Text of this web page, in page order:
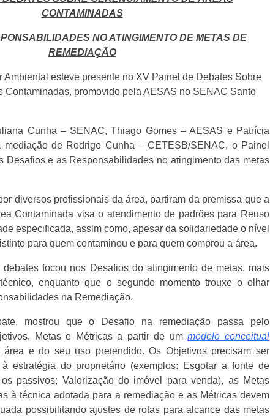
CONTAMINADAS
NO ATINGIMENTO DE METAS DE
REMEDIAÇÃO
Ambiental esteve presente no XV Painel de Debates Sobre
Contaminadas, promovido pela AESAS no SENAC Santo
Cunha – SENAC, Thiago Gomes – AESAS e Patrícia
de Rodrigo Cunha – CETESB/SENAC, o Painel
Desafios e as Responsabilidades no atingimento das metas
diversos profissionais da área, partiram da premissa que a
Contaminada visa o atendimento de padrões para Reuso
especificada, assim como, apesar da solidariedade o nível
para quem contaminou e para quem comprou a área.
focou nos Desafios do atingimento de metas, mais
enquanto que o segundo momento trouxe o olhar
na Remediação.
mostrou que o Desafio na remediação passa pelo
Metas e Métricas a partir de ummodelo conceitual
área e do seu uso pretendido. Os Objetivos precisam ser
estratégia do proprietário (exemplos: Esgotar a fonte de
passivos; Valorização do imóvel para venda), as Metas
à técnica adotada para a remediação e as Métricas devem
possibilitando ajustes de rotas para alcance das metas